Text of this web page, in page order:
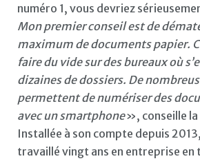
numéro 1, vous devriez
Mon premier conseil est de
maximum de documents papier.
faire du vide sur des bureaux où
dizaines de dossiers. De
permettent de numériser des
avec un smartphone», conseille la
Installée à son compte depuis
travaillé vingt ans en entreprise en